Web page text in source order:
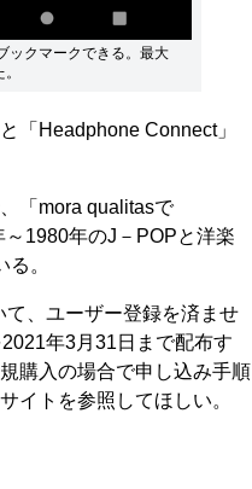
ックマークできる。最大
「Headphone Connect」
「mora qualitasで
1980年のJ－POPと洋楽
。
、ユーザー登録を済ませ
年3月31日まで配布す
購入の場合で申し込み手順
イトを参照してほしい。